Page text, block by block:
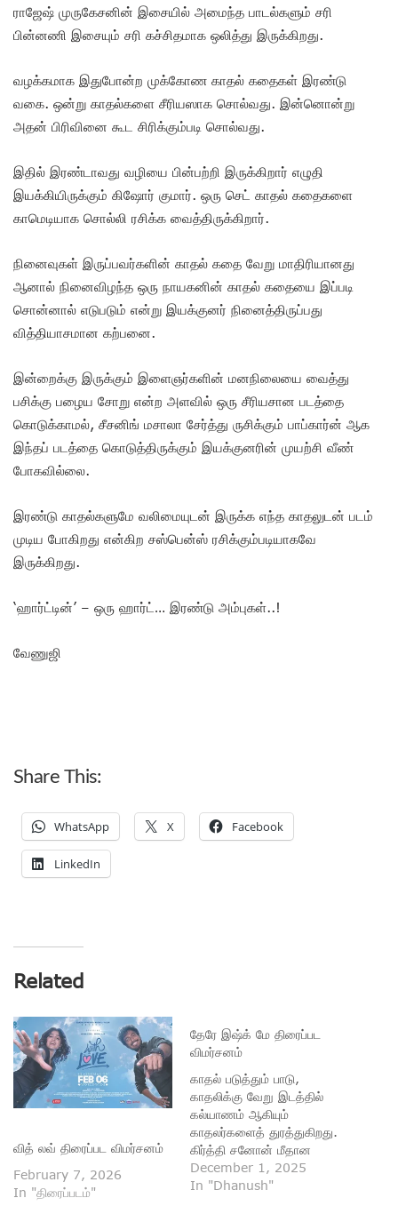
ராஜேஷ் முருகேசனின் இசையில் அமைந்த பாடல்களும் சரி
பின்னணி இசையும் சரி கச்சிதமாக ஒலித்து இருக்கிறது.
வழக்கமாக இதுபோன்ற முக்கோண காதல் கதைகள் இரண்டு
வகை. ஒன்று காதல்களை சீரியஸாக சொல்வது. இன்னொன்று
அதன் பிரிவினை கூட சிரிக்கும்படி சொல்வது.
இதில் இரண்டாவது வழியை பின்பற்றி இருக்கிறார் எழுதி
இயக்கியிருக்கும் கிஷோர் குமார். ஒரு செட் காதல் கதைகளை
காமெடியாக சொல்லி ரசிக்க வைத்திருக்கிறார்.
நினைவுகள் இருப்பவர்களின் காதல் கதை வேறு மாதிரியானது
ஆனால் நினைவிழந்த ஒரு நாயகனின் காதல் கதையை இப்படி
சொன்னால் எடுபடும் என்று இயக்குனர் நினைத்திருப்பது
வித்தியாசமான கற்பனை.
இன்றைக்கு இருக்கும் இளைஞர்களின் மனநிலையை வைத்து
பசிக்கு பழைய சோறு என்ற அளவில் ஒரு சீரியசான படத்தை
கொடுக்காமல், சீசனிங் மசாலா சேர்த்து ருசிக்கும் பாப்கார்ன் ஆக
இந்தப் படத்தை கொடுத்திருக்கும் இயக்குனரின் முயற்சி வீண்
போகவில்லை.
இரண்டு காதல்களுமே வலிமையுடன் இருக்க எந்த காதலுடன் படம்
முடிய போகிறது என்கிற சஸ்பென்ஸ் ரசிக்கும்படியாகவே
இருக்கிறது.
‘ஹார்ட்டின்’ – ஒரு ஹார்ட்… இரண்டு அம்புகள்..!
வேணுஜி
Share This:
WhatsApp X Facebook
LinkedIn
Related
வித் லவ் திரைப்பட விமர்சனம்
February 7, 2026
In "திரைப்படம்"
தேரே இஷ்க் மே திரைப்பட
விமர்சனம்
காதல் படுத்தும் பாடு,
காதலிக்கு வேறு இடத்தில்
கல்யாணம் ஆகியும்
காதலர்களைத் துரத்துகிறது.
கிர்த்தி சனோன் மீதான
காதலுக்காக குணம் மாறி,
கொள்கை மாறி உயர்
December 1, 2025
In "Dhanush"